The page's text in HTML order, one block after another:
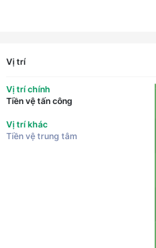
Vị trí
Vị trí chính
Tiền vệ tấn công
Vị trí khác
Tiền vệ trung tâm